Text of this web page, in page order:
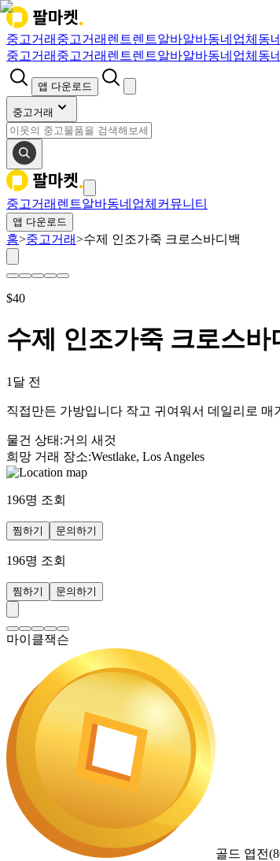
중고거래 중고거래 렌트렌트알바알바동네업체 동
중고거래 중고거래 렌트렌트알바알바동네업체 동
앱 다운로드
중고거래
중고거래 렌트알바동네업체 커뮤니티
앱 다운로드
홈>중고거래>수제 인조가죽 크로스바디백
$40
수제 인조가죽 크로스바
1달 전
직접만든 가방입니다 작고 귀여워서 데일리로 매
물건 상태 :거의 새것
희망 거래 장소:Westlake, Los Angeles
196명 조회
찜하기 문의하기
196명 조회
찜하기 문의하기
마이클잭슨
골드 엽전(